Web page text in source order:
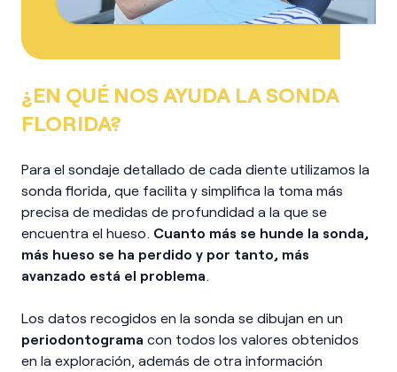
¿EN QUÉ NOS AYUDA LA SONDA
FLORIDA?
Para el sondaje detallado de cada diente utilizamos la
sonda florida, que facilita y simplifica la toma más
precisa de medidas de profundidad a la que se
encuentra el hueso. Cuanto más se hunde la sonda,
más hueso se ha perdido y por tanto, más
avanzado está el problema.
Los datos recogidos en la sonda se dibujan en un
periodontograma con todos los valores obtenidos
en la exploración, además de otra información